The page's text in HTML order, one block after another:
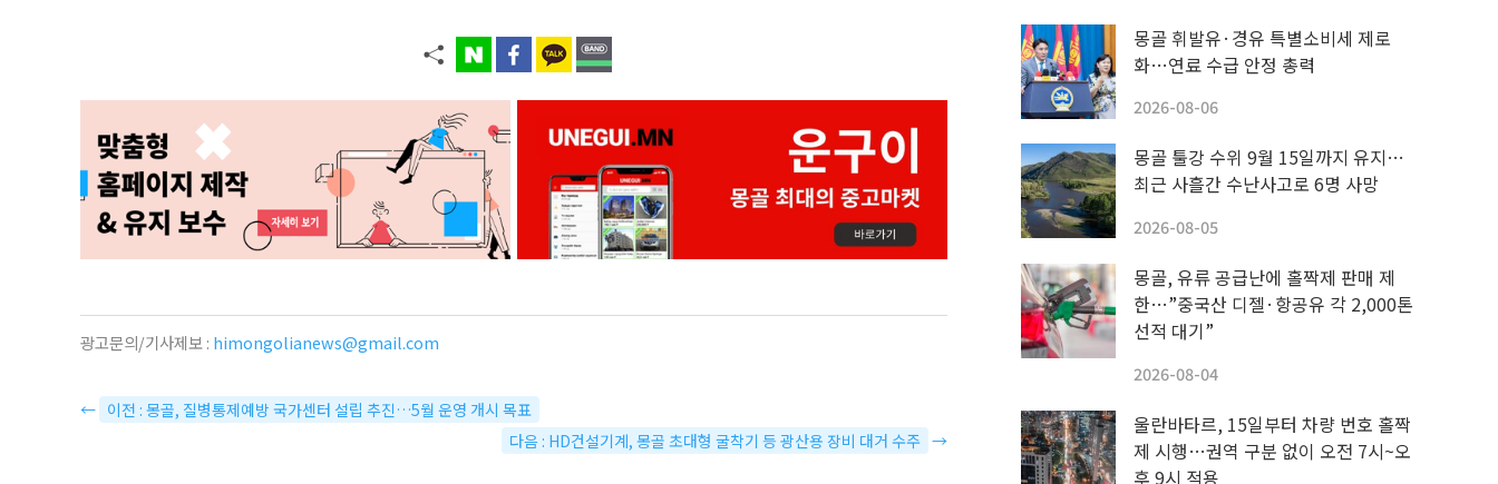
광고문의/기사제보 : himongolianews@gmail.com
← 이전 : 몽골, 질병통제예방 국가센터 설립 추진…5월 운영 개시 목표
다음 : HD건설기계, 몽골 초대형 굴착기 등 광산용 장비 대거 수주 →
몽골 휘발유·경유 특별소비세 제로
화…연료 수급 안정 총력
2026-08-06
몽골 툴강 수위 9월 15일까지 유지…
최근 사흘간 수난사고로 6명 사망
2026-08-05
몽골, 유류 공급난에 홀짝제 판매 제
한…”중국산 디젤·항공유 각 2,000톤
선적 대기”
2026-08-04
울란바타르, 15일부터 차량 번호 홀짝
제 시행…권역 구분 없이 오전 7시~오
후 9시 적용